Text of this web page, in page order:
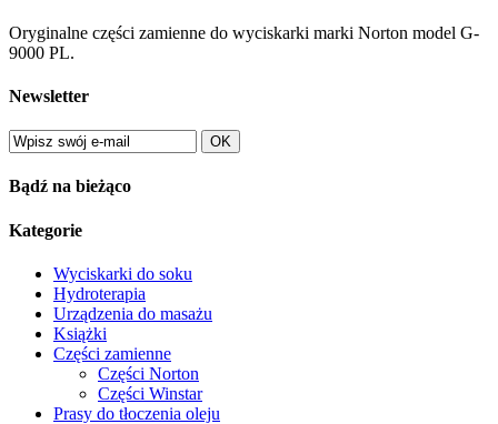
Oryginalne części zamienne do wyciskarki marki Norton model G-
9000 PL.
Newsletter
OK
Bądź na bieżąco
Kategorie
Wyciskarki do soku
Hydroterapia
Urządzenia do masażu
Książki
Części zamienne
Części Norton
Części Winstar
Prasy do tłoczenia oleju